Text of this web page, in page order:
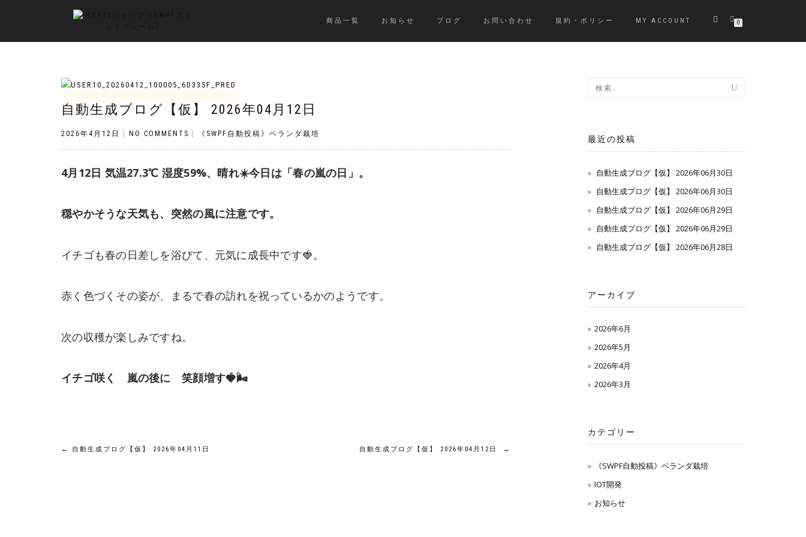
商品一覧 お知らせ ブログ お問い合わせ 規約・ポリシー MY ACCOUNT 0
自動生成ブログ【仮】 2026年04月12日
2026年4月12日 NO COMMENTS 《SWPF自動投稿》ベランダ栽培
4月12日 気温27.3℃ 湿度59%、晴れ☀️今日は「春の嵐の日」。
穏やかそうな天気も、突然の風に注意です。
イチゴも春の日差しを浴びて、元気に成長中です🍓。
赤く色づくその姿が、まるで春の訪れを祝っているかのようです。
次の収穫が楽しみですね。
イチゴ咲く 嵐の後に 笑顔増す🍓🌬️
投
← 自動生成ブログ【仮】 2026年04月11日 自動生成ブログ【仮】 2026年04月12日 →
最近の投稿
自動生成ブログ【仮】 2026年06月30日
自動生成ブログ【仮】 2026年06月30日
自動生成ブログ【仮】 2026年06月29日
自動生成ブログ【仮】 2026年06月29日
自動生成ブログ【仮】 2026年06月28日
アーカイブ
2026年6月
2026年5月
2026年4月
2026年3月
カテゴリー
《SWPF自動投稿》ベランダ栽培
IOT開発
お知らせ